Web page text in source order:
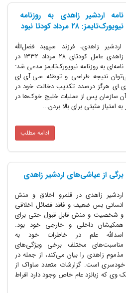
نامه اردشیر زاهدی به روزنامه
نیویورک‌تایمز: ۲۸ مرداد کودتا نبود
اردشیر زاهدی، فرزند سپهبد فضل‌الله
زاهدی عامل کودتای ۲۸ مرداد ۱۳۳۲ در
نامه‌ای به روزنامه نیویورک‌تایمز مدعی شد:
نتیجه طراحی و توطئه سی.آی.‌ای
هرگز درصدد تکذیب دخالت خود در
آن سازمان پس از عملیات خلیج خوک‌ها در
مثبتی برای بالا بردن...
ادامه مطلب
برگی از عیاشی‌های اردشیر زاهدی
اردشیر زاهدی در قلمرو اخلاق و منش
انسانی بس ضعیف و فاقد فضائل اخلاقی
و شخصیت و منش قابل قبول حتی برای
همکیشان داخلی و خارجی خود بود.
اسدالله علم در خاطرات خود به
مناسبت‌های مختلف برخی ویژگی‌های
مذموم زاهدی را بیان می‌کند، از جمله در
است. گزارشات متعدد ساواک از
وی که زبانزد عام خاص وجود دارد افراط